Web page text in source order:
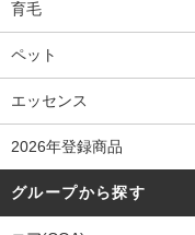
育毛
ペット
エッセンス
2026年登録商品
グループから探す